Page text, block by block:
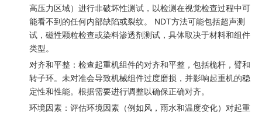
高压力区域）进行非破坏性测试，以检测在视觉检查过程中可
能看不到的任何内部缺陷或裂纹。 NDT方法可能包括超声测
试，磁性颗粒检查或染料渗透剂测试，具体取决于材料和组件
类型。
对齐和平整：检查起重机组件的对齐和平整，包括桅杆，臂和
转子环。未对准会导致机械组件过度磨损，并影响起重机的稳
定性和性能。根据需要进行调整以确保正确对齐。
环境因素：评估环境因素（例如风，雨水和温度变化）对起重